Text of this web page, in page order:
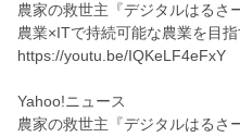
農家の救世主『デジタルはる
農業×ITで持続可能な農業を目指
https://youtu.be/IQKeLF4eFxY
Yahoo!ニュース
農家の救世主『デジタルはる